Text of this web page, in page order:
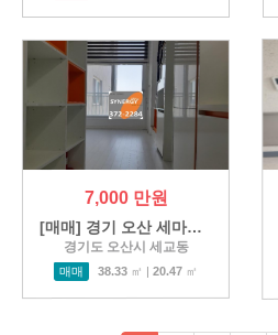
7,000 만원
[매매] 경기 오산 세마역 앞 오…
경기도 오산시 세교동
매매 38.33 ㎡ | 20.47 ㎡